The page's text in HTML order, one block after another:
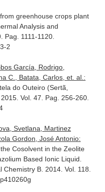
greenhouse crops plant
Analysis and
Pag. 1111-1120.
2
García, Rodrigo,
C., Batata, Carlos, et. al.:
do Outeiro (Sertã,
Vol. 47. Pag. 256-260.
Svetlana, Martinez
Gordon, José Antonio:
Cosolvent in the Zeolite
Based Ionic Liquid.
Chemistry B. 2014. Vol. 118.